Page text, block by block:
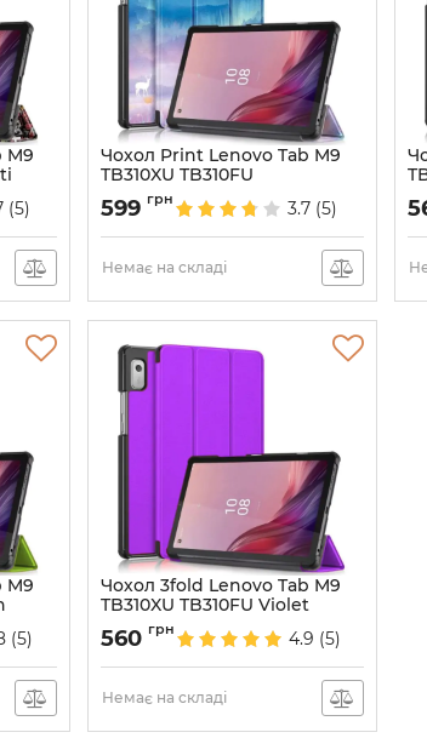
M9
(5)
Чохол Print Lenovo Tab M9
TB310XU TB310FU
WinterForest
Артикул: 6732
599 грн 3.7 (5)
Немає на складі
M9
(5)
Чохол 3fold Lenovo Tab M9
TB310XU TB310FU Violet
Артикул:6971
560 грн 4.9 (5)
Немає на складі